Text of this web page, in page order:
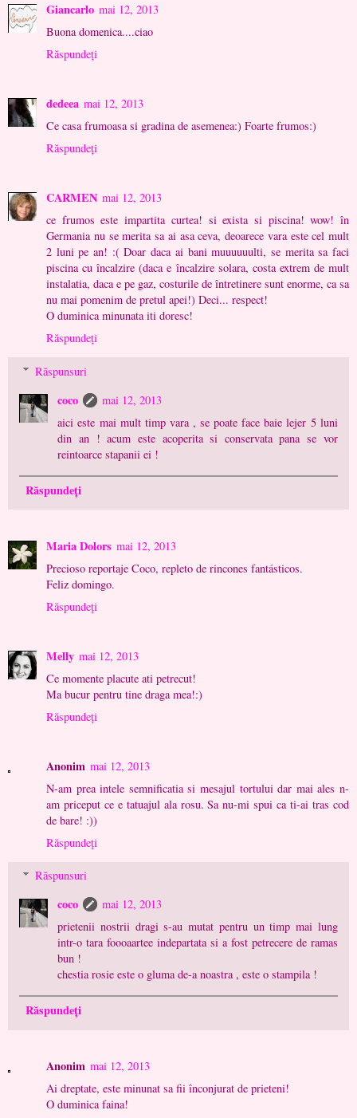
Giancarlo mai 12, 2013
Buona domenica....ciao
Răspundeți
dedeea mai 12, 2013
Ce casa frumoasa si gradina de asemenea:) Foarte frumos:)
Răspundeți
CARMEN mai 12, 2013
ce frumos este impartita curtea! si exista si piscina! wow! în
Germania nu se merita sa ai asa ceva, deoarece vara este cel mult
2 luni pe an! :( Doar daca ai bani muuuuuulti, se merita sa faci
piscina cu încalzire (daca e încalzire solara, costa extrem de mult
instalatia, daca e pe gaz, costurile de întretinere sunt enorme, ca sa
nu mai pomenim de pretul apei!) Deci... respect!
O duminica minunata iti doresc!
Răspundeți
Răspunsuri
coco
mai 12, 2013
aici este mai mult timp vara , se poate face baie lejer 5 luni
din an ! acum este acoperita si conservata pana se vor
reintoarce stapanii ei !
Răspundeți
Maria Dolors mai 12, 2013
Precioso reportaje Coco, repleto de rincones fantásticos.
Feliz domingo.
Răspundeți
Melly mai 12, 2013
Ce momente placute ati petrecut!
Ma bucur pentru tine draga mea!:)
Răspundeți
Anonim mai 12, 2013
N-am prea intele semnificatia si mesajul tortului dar mai ales n-
am priceput ce e tatuajul ala rosu. Sa nu-mi spui ca ti-ai tras cod
de bare! :))
Răspundeți
Răspunsuri
coco
mai 12, 2013
prietenii nostrii dragi s-au mutat pentru un timp mai lung
intr-o tara foooaartee indepartata si a fost petrecere de ramas
bun !
chestia rosie este o gluma de-a noastra , este o stampila !
Răspundeți
Anonim mai 12, 2013
Ai dreptate, este minunat sa fii înconjurat de prieteni!
O duminica faina!